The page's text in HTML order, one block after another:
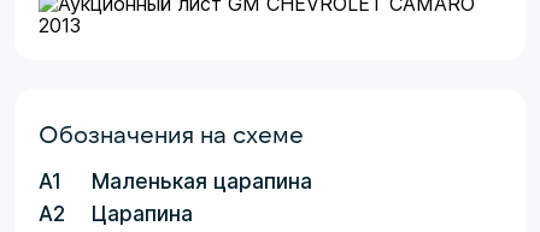
Обозначения на схеме
A1
Маленькая царапина
A2
Царапина